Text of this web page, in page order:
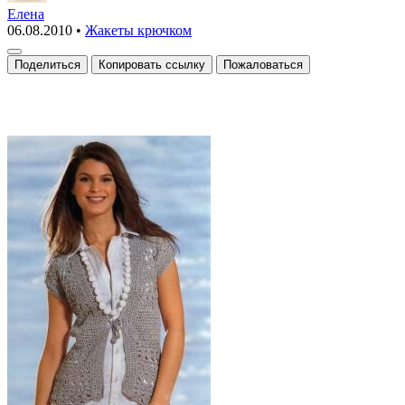
жакет
Елена
06.08.2010 • Жакеты крючком
Поделиться Копировать ссылку Пожаловаться